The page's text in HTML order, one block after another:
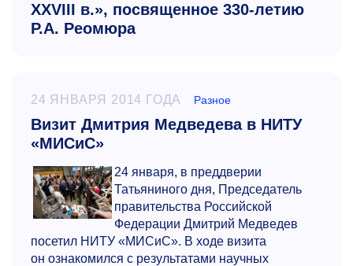
XXVIII в.», посвященное 330-летию
Р.А. Реомюра
24 ЯНВАРЯ 2014 ГОДА Разное
Визит Дмитрия Медведева в НИТУ
«МИСиС»
24 января, в преддверии
Татьяниного дня, Председатель
правительства Российской
Федерации Дмитрий Медведев
посетил НИТУ «МИСиС». В ходе визита
он ознакомился с результатами научных